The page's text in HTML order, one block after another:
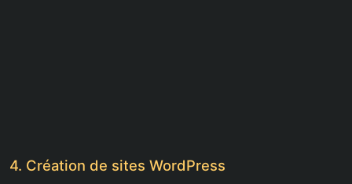
4. Création de sites WordPress